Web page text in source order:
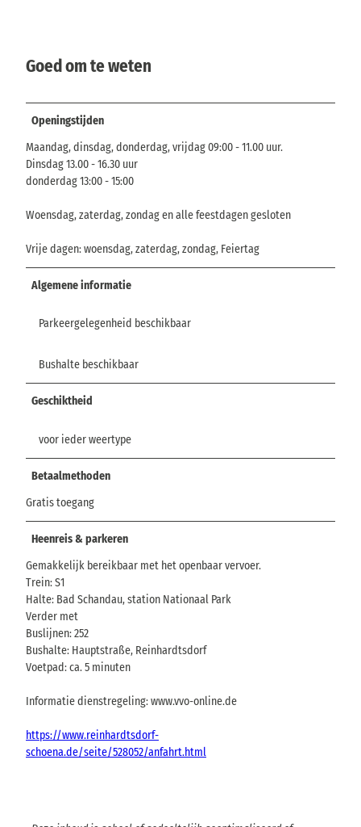
Goed om te weten
Openingstijden
Maandag, dinsdag, donderdag, vrijdag 09:00 - 11.00 uur.
Dinsdag 13.00 - 16.30 uur
donderdag 13:00 - 15:00
Woensdag, zaterdag, zondag en alle feestdagen gesloten
Vrije dagen: woensdag, zaterdag, zondag, Feiertag
Algemene informatie
Parkeergelegenheid beschikbaar
Bushalte beschikbaar
Geschiktheid
voor ieder weertype
Betaalmethoden
Gratis toegang
Heenreis & parkeren
Gemakkelijk bereikbaar met het openbaar vervoer.
Trein: S1
Halte: Bad Schandau, station Nationaal Park
Verder met
Buslijnen: 252
Bushalte: Hauptstraße, Reinhardtsdorf
Voetpad: ca. 5 minuten
Informatie dienstregeling: www.vvo-online.de
https://www.reinhardtsdorf-
schoena.de/seite/528052/anfahrt.html